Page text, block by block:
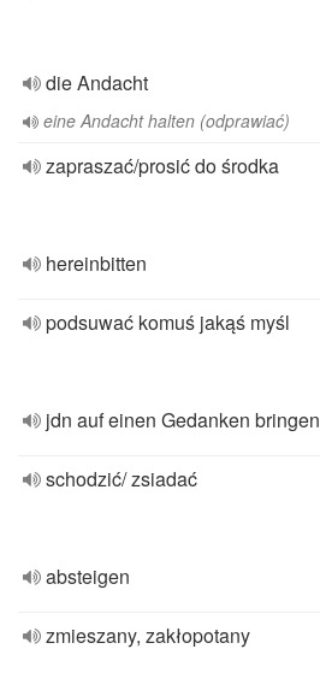
die Andacht
eine Andacht halten (odprawiać)
zapraszać/prosić do środka
hereinbitten
podsuwać komuś jakąś myśl
jdn auf einen Gedanken bringen
schodzić/ zsiadać
absteigen
zmieszany, zakłopotany